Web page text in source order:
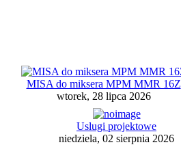
MISA do miksera MPM MMR 16Z
wtorek, 28 lipca 2026
Uslugi projektowe
niedziela, 02 sierpnia 2026